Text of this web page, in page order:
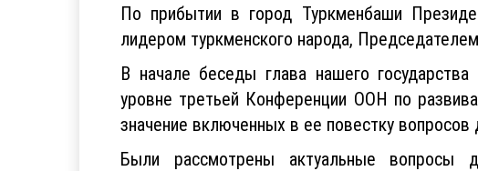
По прибытии в город Туркменбаши
лидером туркменского народа,
В начале беседы глава нашего
уровне третьей Конференции ООН по
значение включенных в ее повестку вопросов
Были рассмотрены актуальные вопросы